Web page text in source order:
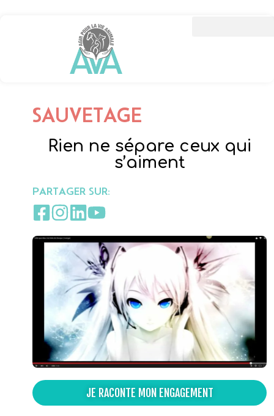
SAUVETAGE
Rien ne sépare ceux qui
s’aiment
PARTAGER SUR:
JE RACONTE MON ENGAGEMENT